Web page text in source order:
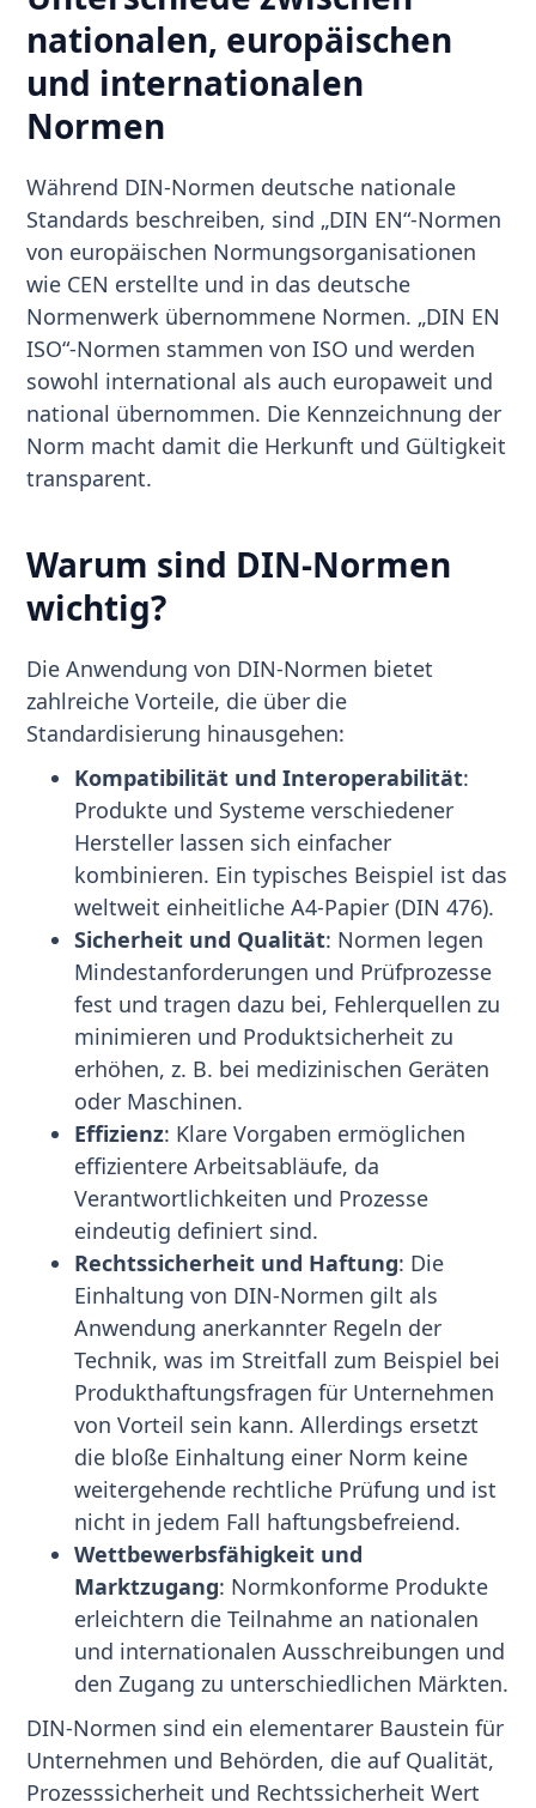
nationalen, europäischen
und internationalen
Normen
Während DIN-Normen deutsche nationale
Standards beschreiben, sind „DIN EN“-Normen
von europäischen Normungsorganisationen
wie CEN erstellte und in das deutsche
Normenwerk übernommene Normen. „DIN EN
ISO“-Normen stammen von ISO und werden
sowohl international als auch europaweit und
national übernommen. Die Kennzeichnung der
Norm macht damit die Herkunft und Gültigkeit
transparent.
Warum sind DIN-Normen
wichtig?
Die Anwendung von DIN-Normen bietet
zahlreiche Vorteile, die über die
Standardisierung hinausgehen:
Kompatibilität und Interoperabilität:
Produkte und Systeme verschiedener
Hersteller lassen sich einfacher
kombinieren. Ein typisches Beispiel ist das
weltweit einheitliche A4-Papier (DIN 476).
Sicherheit und Qualität: Normen legen
Mindestanforderungen und Prüfprozesse
fest und tragen dazu bei, Fehlerquellen zu
minimieren und Produktsicherheit zu
erhöhen, z. B. bei medizinischen Geräten
oder Maschinen.
Effizienz: Klare Vorgaben ermöglichen
effizientere Arbeitsabläufe, da
Verantwortlichkeiten und Prozesse
eindeutig definiert sind.
Rechtssicherheit und Haftung: Die
Einhaltung von DIN-Normen gilt als
Anwendung anerkannter Regeln der
Technik, was im Streitfall zum Beispiel bei
Produkthaftungsfragen für Unternehmen
von Vorteil sein kann. Allerdings ersetzt
die bloße Einhaltung einer Norm keine
weitergehende rechtliche Prüfung und ist
nicht in jedem Fall haftungsbefreiend.
Wettbewerbsfähigkeit und
Marktzugang: Normkonforme Produkte
erleichtern die Teilnahme an nationalen
und internationalen Ausschreibungen und
den Zugang zu unterschiedlichen Märkten.
DIN-Normen sind ein elementarer Baustein für
Unternehmen und Behörden, die auf Qualität,
Prozesssicherheit und Rechtssicherheit Wert